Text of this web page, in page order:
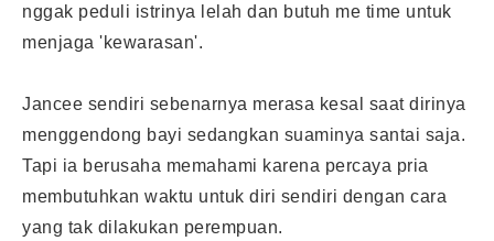
nggak peduli istrinya lelah dan butuh me time untuk
menjaga 'kewarasan'.
Jancee sendiri sebenarnya merasa kesal saat dirinya
menggendong bayi sedangkan suaminya santai saja.
Tapi ia berusaha memahami karena percaya pria
membutuhkan waktu untuk diri sendiri dengan cara
yang tak dilakukan perempuan.